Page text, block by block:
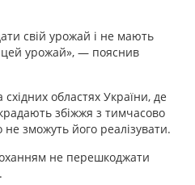
свій урожай і не мають
цей урожай», — пояснив
областях України, де
збіжжя з тимчасово
зможуть його реалізувати.
не перешкоджати